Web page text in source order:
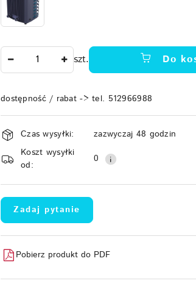
szt. Do
dostępność / rabat -> tel. 512966988
Dostępność
i
dostawa
Czas wysyłki:
zazwyczaj 48 godzin
Koszt wysyłki
od:
0
Zadaj pytanie
Pobierz produkt do PDF